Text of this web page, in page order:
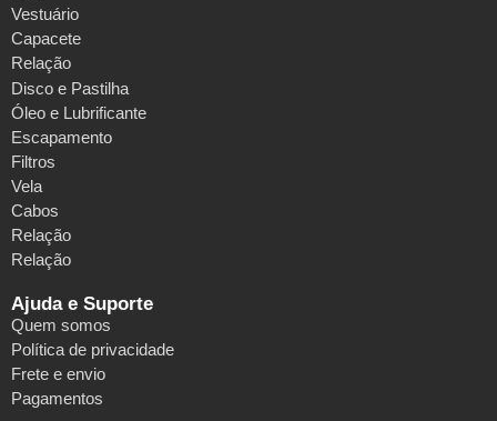
Vestuário
Capacete
Relação
Disco e Pastilha
Óleo e Lubrificante
Escapamento
Filtros
Vela
Cabos
Relação
Relação
Ajuda e Suporte
Quem somos
Política de privacidade
Frete e envio
Pagamentos